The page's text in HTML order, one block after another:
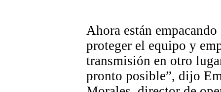
Ahora están empacando
proteger el equipo y
transmisión en otro
pronto posible”, dijo